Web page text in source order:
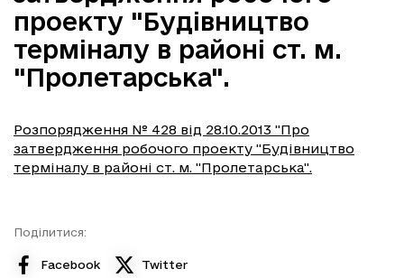
проекту "Будівництво
терміналу в районі ст. м.
"Пролетарська".
Розпорядження № 428 від 28.10.2013 "Про
затвердження робочого проекту "Будівництво
терміналу в районі ст. м. "Пролетарська".
Поділитися:
Facebook Twitter